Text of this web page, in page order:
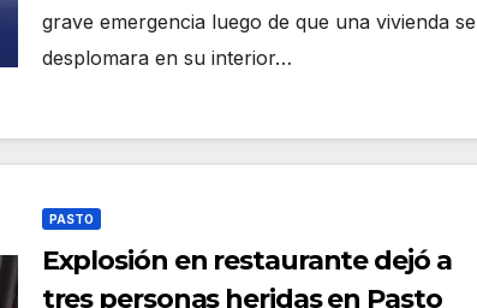
grave emergencia luego de que una vivienda se
desplomara en su interior…
PASTO
Explosión en restaurante dejó a
tres personas heridas en Pasto